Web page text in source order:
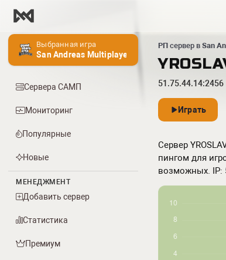
Выбранная игра
San Andreas Multiplayer
Сервера САМП
Мониторинг
Популярные
Новые
МЕНЕДЖМЕНТ
Добавить сервер
Статистика
Премиум
РП сервер в San
51.75.44.14:2456
Играть
Сервер
пингом для
возможных. IP: